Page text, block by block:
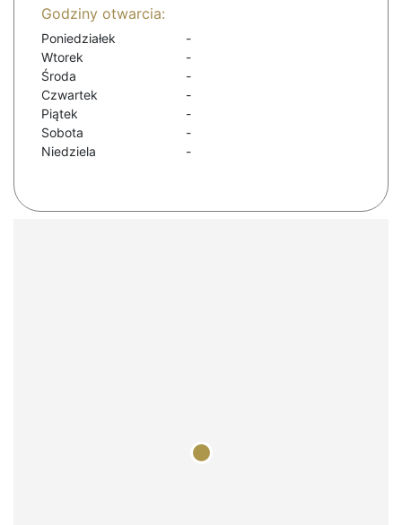
Godziny otwarcia:
Poniedziałek
-
Wtorek
-
Środa
-
Czwartek
-
Piątek
-
Sobota
-
Niedziela
-